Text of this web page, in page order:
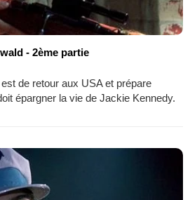
- 2ème partie
de retour aux USA et prépare
épargner la vie de Jackie Kennedy.